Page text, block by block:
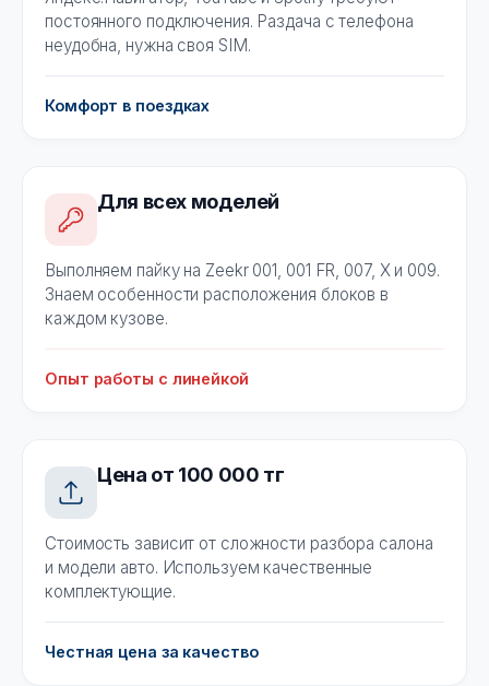
постоянного подключения. Раздача с телефона
неудобна, нужна своя SIM.
Комфорт в поездках
Для всех моделей
Выполняем пайку на Zeekr 001, 001 FR, 007, X и 009.
Знаем особенности расположения блоков в
каждом кузове.
Опыт работы с линейкой
Цена от 100 000 тг
Стоимость зависит от сложности разбора салона
и модели авто. Используем качественные
комплектующие.
Честная цена за качество